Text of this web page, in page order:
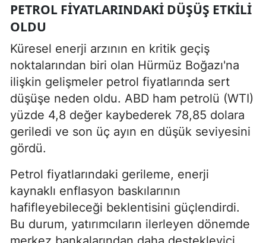
PETROL FIYATLARINDAKI DÜŞÜŞ ETKILI
OLDU
Küresel enerji arzının en kritik geçiş
noktalarından biri olan Hürmüz Boğazı'na
ilişkin gelişmeler petrol fiyatlarında sert
düşüşe neden oldu. ABD ham petrolü (WTI)
yüzde 4,8 değer kaybederek 78,85 dolara
geriledi ve son üç ayın en düşük seviyesini
gördü.
Petrol fiyatlarındaki gerileme, enerji
kaynaklı enflasyon baskılarının
hafifleyebileceği beklentisini güçlendirdi.
Bu durum, yatırımcıların ilerleyen dönemde